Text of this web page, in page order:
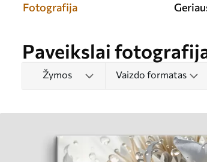
Fotografija
Paveikslai
Žymos Vaizdo formatas